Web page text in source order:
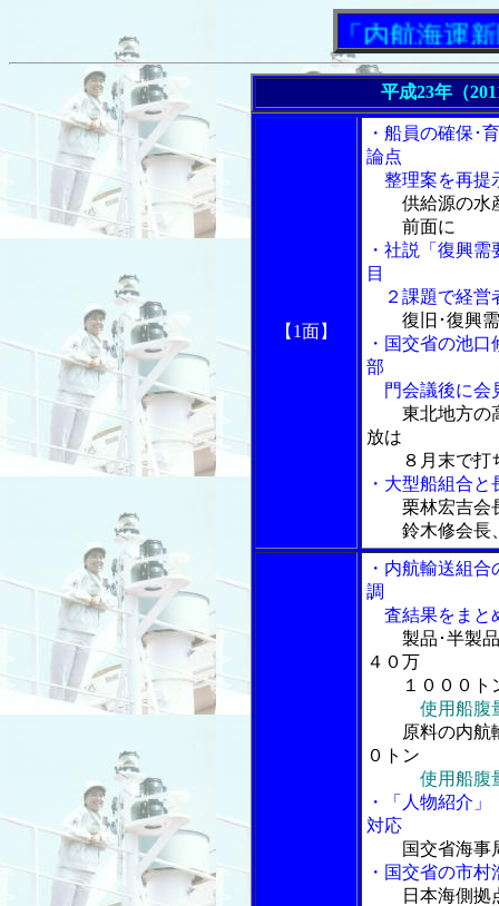
「内航海運新聞」
平成23年（
【1面】
・船員の確保･
論点
整理案を再提
供給源の水
前面に
・社説「復興
目
２課題で経営
復旧･復興
・国交省の池
部
門会議後に会
東北地方の
放は
８月末で打
・大型船組合
栗林宏吉会
鈴木修会長、
・内航輸送組
調
査結果をまと
製品･半製
４０万
１０００ト
使用船腹
原料の内航
０トン
使用船腹
・「人物紹介
対応
国交省海
・国交省の市
日本海側拠